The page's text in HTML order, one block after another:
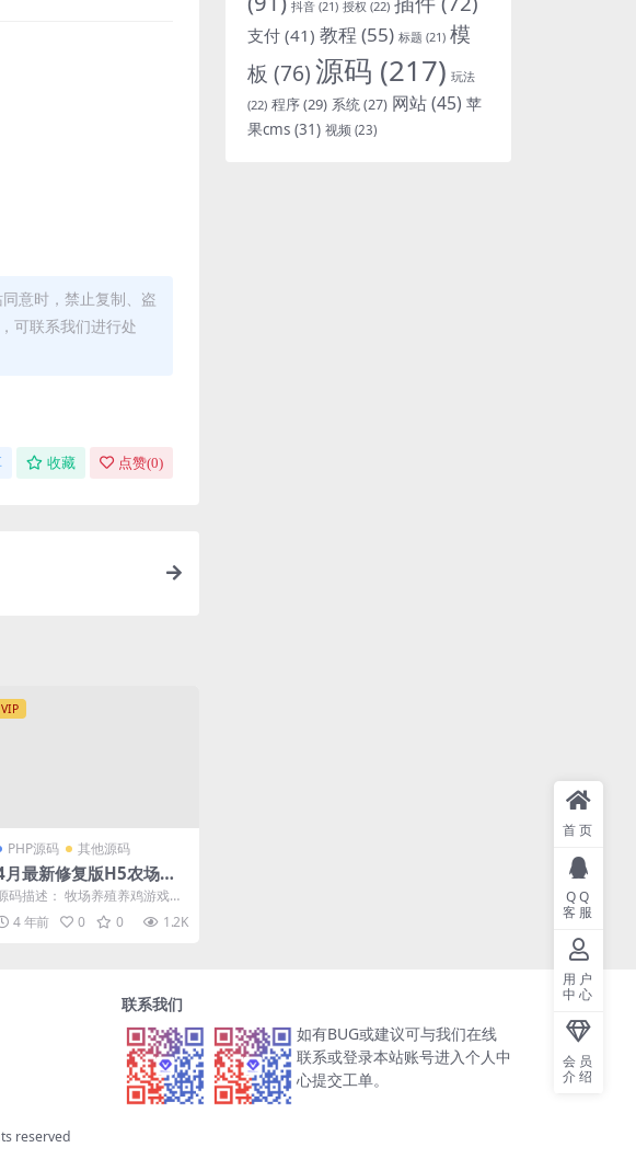
意时，禁止复制、盗
可联系我们进行处
收藏 点赞(0)
VIP
PHP源码 其他源码
月最新修复版H5农场牧
养殖鸡蛋理财鸡游戏源
+对接Z支付+视频教程
码描述： 牧场养殖养鸡游戏，
母鸡可以下蛋，鸡蛋可以买卖，
戏里自带交易商城，具...
4 年前 0 0 1.2K
抖音 (21) 授权 (22)
支付 (41) 教程 (55) 标题 (21) 模
板 (76)源码 (217) 玩法
(22) 程序(29) 系统(27) 网站(45) 苹
果cms (31) 视频 (23)
联系我们
如有BUG或建议可与我们在线
联系或登录本站账号进入个人中
心提交工单。
reserved
首页
QQ
客服
用户
中心
会员
介绍